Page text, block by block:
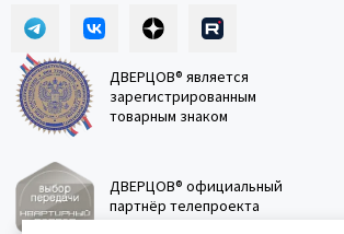
ДВЕРЦОВ® является
зарегистрированным
товарным знаком
ДВЕРЦОВ® официальный
партнёр телепроекта